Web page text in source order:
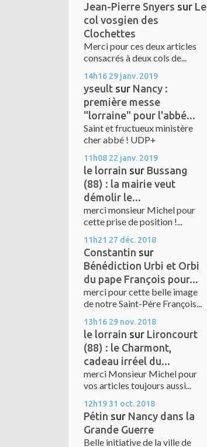
Jean-Pierre Snyers sur Le
col vosgien des
Clochettes
Merci pour ces deux articles
consacrés à deux cols de...
14h16 29 janv. 2019
yseult sur Nancy :
première messe
"lorraine" pour l'abbé...
Saint et fructueux ministère
cher abbé ! UDP+
11h08 22 janv. 2019
le lorrain sur Bussang
(88) : la mairie veut
démolir le...
merci monsieur Michel pour
cette prise de position !...
11h21 27 déc. 2018
Constantin sur
Bénédiction Urbi et Orbi
du pape François pour...
merci pour cette belle image
de notre Saint-Père François...
13h16 29 nov. 2018
le lorrain sur Lironcourt
(88) : le Charmont,
cadeau irréel du...
merci Monsieur Michel pour
vos articles toujours aussi...
12h19 31 oct. 2018
Pétin sur Nancy dans la
Grande Guerre
Belle initiative de la ville de